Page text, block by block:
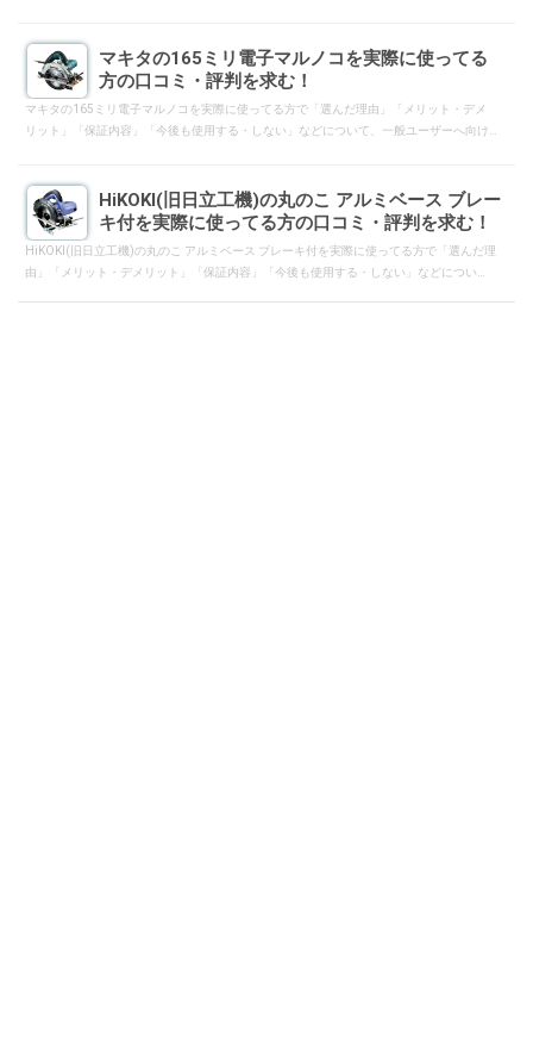
マキタの165ミリ電子マルノコを実際に使ってる
方の口コミ・評判を求む！
マキタの165ミリ電子マルノコを実際に使ってる方で「選んだ理由」「メリット・デメ
リット」「保証内容」「今後も使用する・しない」などについて、一般ユーザーへ向け
HiKOKI(旧日立工機)の丸のこ アルミベース ブレー
キ付を実際に使ってる方の口コミ・評判を求む！
HiKOKI(旧日立工機)の丸のこ アルミベース ブレーキ付を実際に使ってる方で「選んだ理
由」「メリット・デメリット」「保証内容」「今後も使用する・しない」などについ